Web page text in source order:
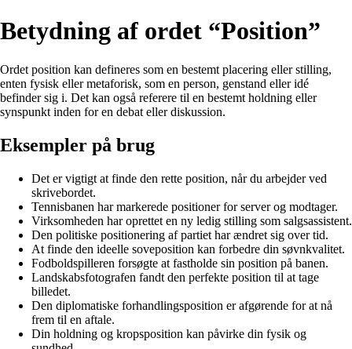
Betydning af ordet “Position”
Ordet position kan defineres som en bestemt placering eller stilling,
enten fysisk eller metaforisk, som en person, genstand eller idé
befinder sig i. Det kan også referere til en bestemt holdning eller
synspunkt inden for en debat eller diskussion.
Eksempler på brug
Det er vigtigt at finde den rette position, når du arbejder ved
skrivebordet.
Tennisbanen har markerede positioner for server og modtager.
Virksomheden har oprettet en ny ledig stilling som salgsassistent.
Den politiske positionering af partiet har ændret sig over tid.
At finde den ideelle soveposition kan forbedre din søvnkvalitet.
Fodboldspilleren forsøgte at fastholde sin position på banen.
Landskabsfotografen fandt den perfekte position til at tage
billedet.
Den diplomatiske forhandlingsposition er afgørende for at nå
frem til en aftale.
Din holdning og kropsposition kan påvirke din fysik og